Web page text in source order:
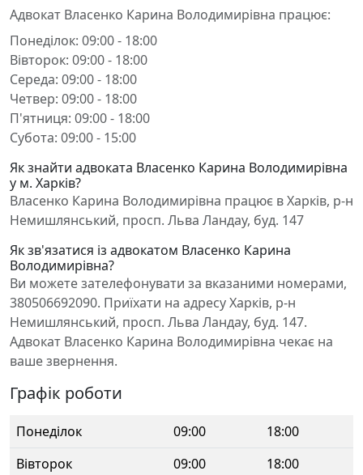
Адвокат Власенко Карина Володимирівна працює:
Понеділок: 09:00 - 18:00
Вівторок: 09:00 - 18:00
Середа: 09:00 - 18:00
Четвер: 09:00 - 18:00
П'ятниця: 09:00 - 18:00
Субота: 09:00 - 15:00
Як знайти адвоката Власенко Карина Володимирівна
у м. Харків?
Власенко Карина Володимирівна працює в Харків, р-н
Немишлянський, просп. Льва Ландау, буд. 147
Як зв'язатися із адвокатом Власенко Карина
Володимирівна?
Ви можете зателефонувати за вказаними номерами,
380506692090. Приїхати на адресу Харків, р-н
Немишлянський, просп. Льва Ландау, буд. 147.
Адвокат Власенко Карина Володимирівна чекає на
ваше звернення.
Графік роботи
Понеділок 09:00
18:00
Вівторок
09:00
18:00